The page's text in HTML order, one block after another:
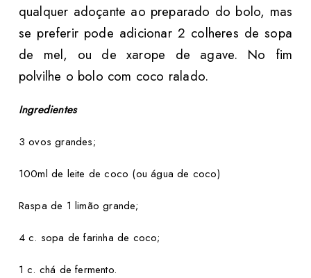
qualquer adoçante ao preparado do bolo, mas
se preferir pode adicionar 2 colheres de sopa
de mel, ou de xarope de agave. No fim
polvilhe o bolo com coco ralado.
Ingredientes
3 ovos grandes;
100ml de leite de coco (ou água de coco)
Raspa de 1 limão grande;
4 c. sopa de farinha de coco;
1 c. chá de fermento.